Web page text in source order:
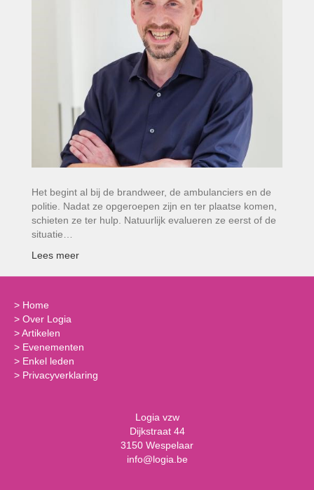
Het begint al bij de brandweer, de ambulanciers en de
politie. Nadat ze opgeroepen zijn en ter plaatse komen,
schieten ze ter hulp. Natuurlijk evalueren ze eerst of de
situatie…
Lees meer
> Home
> Over Logia
>Artikelen
> Evenementen
> Enkel leden
> Privacyverklaring
Logia vzw
Dijkstraat 44
3150 Wespelaar
info@logia.be